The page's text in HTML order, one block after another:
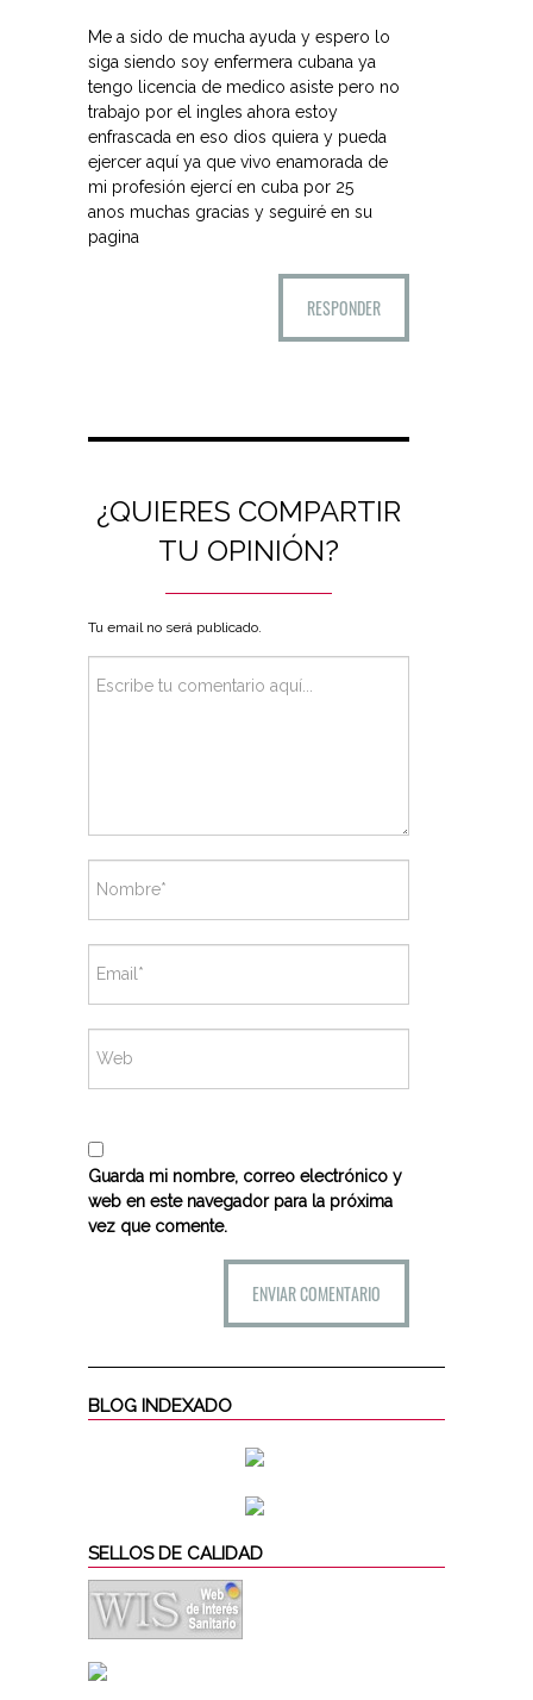
Me a sido de mucha ayuda y espero lo
siga siendo soy enfermera cubana ya
tengo licencia de medico asiste pero no
trabajo por el ingles ahora estoy
enfrascada en eso dios quiera y pueda
ejercer aquí ya que vivo enamorada de
mi profesión ejercí en cuba por 25
anos muchas gracias y seguiré en su
pagina
RESPONDER
¿QUIERES COMPARTIR
TU OPINIÓN?
Tu email no será publicado.
Guarda mi nombre, correo electrónico y
web en este navegador para la próxima
vez que comente.
BLOG INDEXADO
SELLOS DE CALIDAD